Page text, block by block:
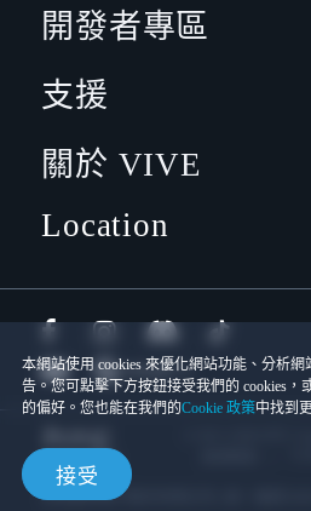
本網站使用 cookies 來優化網站功能、分析
告。您可點擊下方按鈕接受我們的 cookies，
的偏好。您也能在我們的Cookie 政策中找到
接受
開發者專區
支援
關於 VIVE
Location
宏達國際電子股份有限公司 | 統一編號